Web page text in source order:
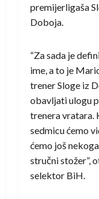
premijerligaša
Doboja.
“Za sada je
ime, a to je
trener Sloge iz
obavljati ulogu
trenera vratara.
sedmicu ćemo
ćemo još
stručni stožer”,
selektor BiH.